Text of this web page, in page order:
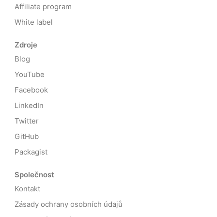
Affiliate program
White label
Zdroje
Blog
YouTube
Facebook
LinkedIn
Twitter
GitHub
Packagist
Společnost
Kontakt
Zásady ochrany osobních údajů